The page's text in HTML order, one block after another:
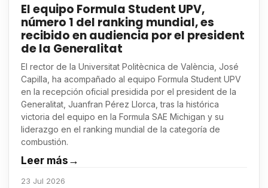
El equipo Formula Student UPV,
número 1 del ranking mundial, es
recibido en audiencia por el president
de la Generalitat
El rector de la Universitat Politècnica de València, José
Capilla, ha acompañado al equipo Formula Student UPV
en la recepción oficial presidida por el president de la
Generalitat, Juanfran Pérez Llorca, tras la histórica
victoria del equipo en la Formula SAE Michigan y su
liderazgo en el ranking mundial de la categoría de
combustión.
Leer más→
23 Jul 2026